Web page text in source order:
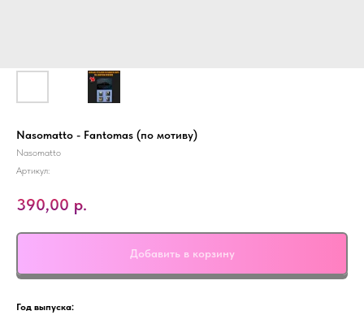
Nasomatto - Fantomas (по мотиву)
Nasomatto
Артикул:
390,00 р.
Добавить в корзину
Год выпуска: